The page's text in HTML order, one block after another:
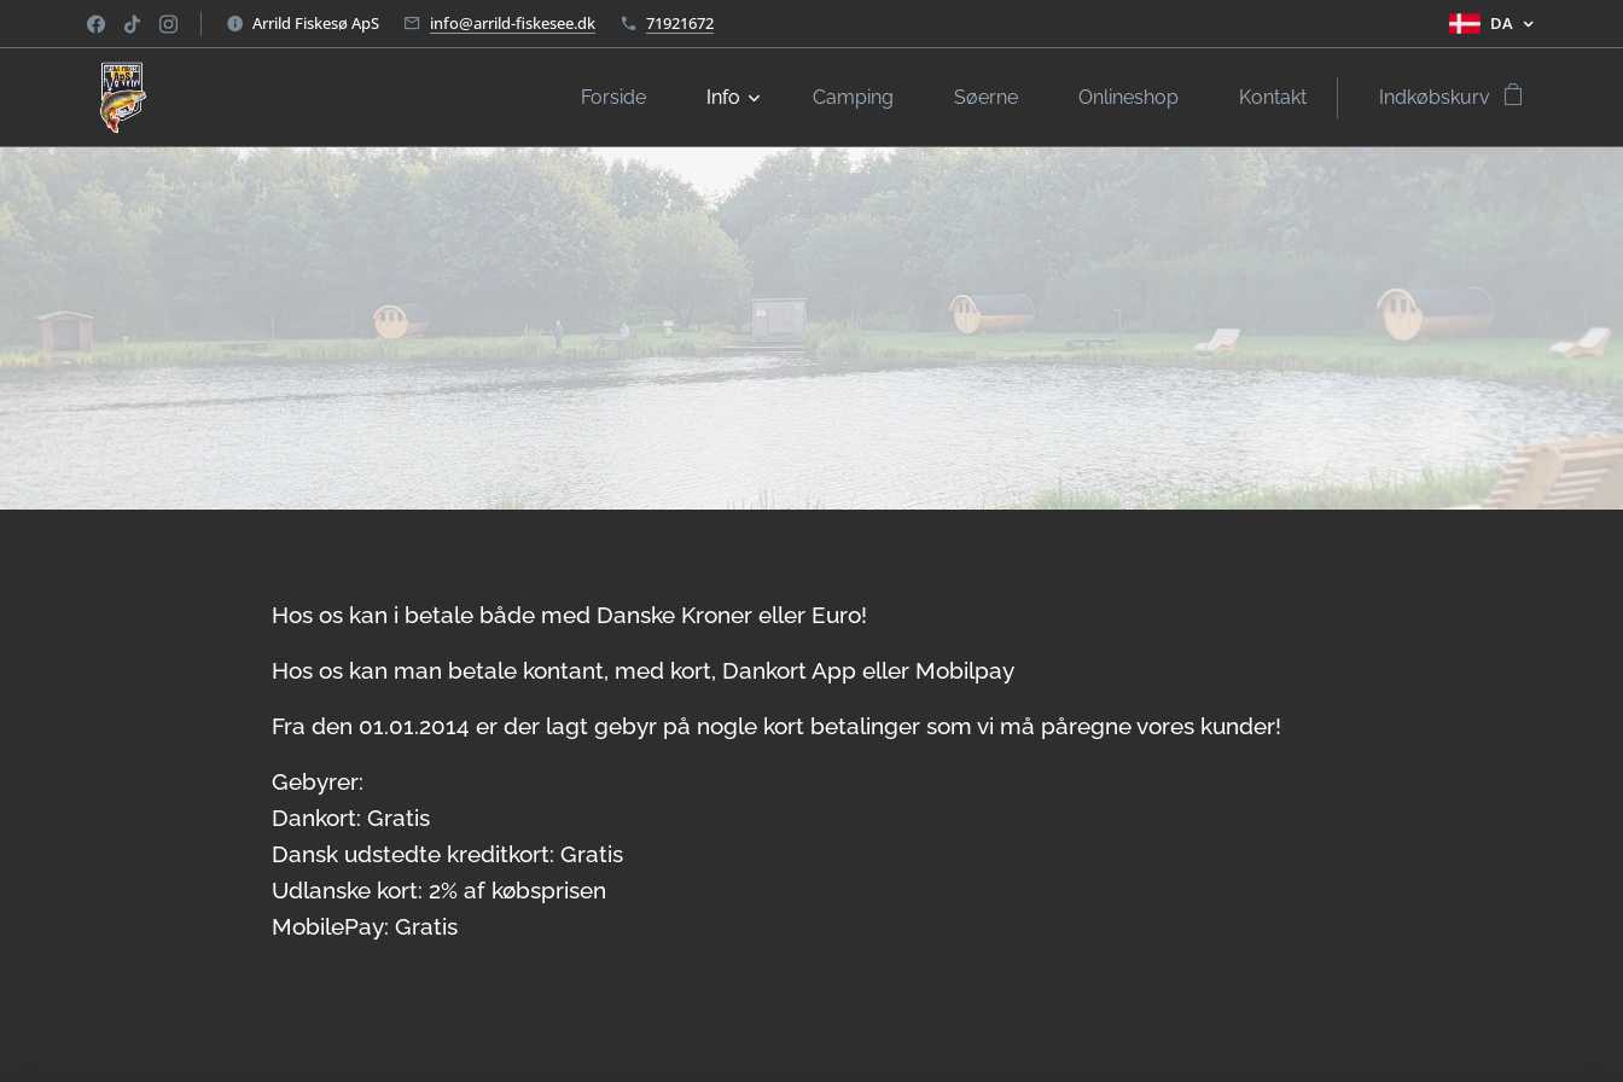
Arrild Fiskesø ApS info@arrild-fiskesee.dk 71921672 DA
Forside Info Camping Søerne Onlineshop Kontakt Indkøbskurv
Hos os kan i betale både med Danske Kroner eller Euro!
Hos os kan man betale kontant, med kort, Dankort App eller Mobilpay
Fra den 01.01.2014 er der lagt gebyr på nogle kort betalinger som vi må påregne vores kunder!
Gebyrer:
Dankort: Gratis
Dansk udstedte kreditkort: Gratis
Udlanske kort: 2% af købsprisen
MobilePay: Gratis